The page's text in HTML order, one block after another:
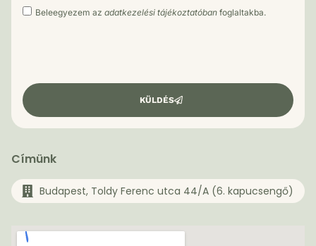
Beleegyezem az adatkezelési tájékoztatóban foglaltakba.
KÜLDÉS
Címünk
Budapest, Toldy Ferenc utca 44/A (6. kapucsengő)